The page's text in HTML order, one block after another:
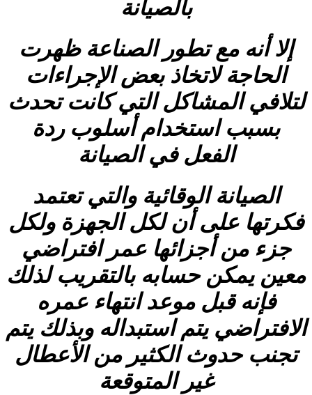
بالصيانة
إلا أنه مع تطور الصناعة ظهرت
الحاجة لاتخاذ بعض الإجراءات
لتلافي المشاكل التي كانت تحدث
بسبب استخدام أسلوب ردة
الفعل في الصيانة
الصيانة الوقائية والتي تعتمد
فكرتها على أن لكل الجهزة ولكل
جزء من أجزائها عمر افتراضي
معين يمكن حسابه بالتقريب لذلك
فإنه قبل موعد انتهاء عمره
الافتراضي يتم استبداله وبذلك يتم
تجنب حدوث الكثير من الأعطال
غير المتوقعة